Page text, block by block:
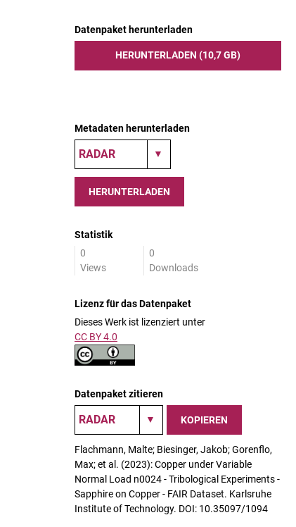
Datenpaket herunterladen
HERUNTERLADEN (10,7 GB)
Metadaten herunterladen
HERUNTERLADEN
Statistik
0
Views
0
Downloads
Lizenz für das Datenpaket
Dieses Werk ist lizenziert unter
CC BY 4.0
Datenpaket zitieren
KOPIEREN
Flachmann, Malte; Biesinger, Jakob; Gorenflo,
Max; et al. (2023): Copper under Variable
Normal Load n0024 - Tribological Experiments -
Sapphire on Copper - FAIR Dataset. Karlsruhe
Institute of Technology. DOI: 10.35097/1094